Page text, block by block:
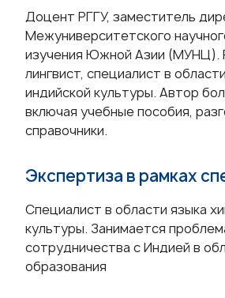
Доцент РГГУ, заместитель
Межуниверситетского
изучения Южной Азии (МУНЦ).
лингвист, специалист в
индийской культуры. Автор
включая учебные пособия,
справочники.
Экспертиза в рамках
Специалист в области языка
культуры. Занимается
сотрудничества с Индией в
образования